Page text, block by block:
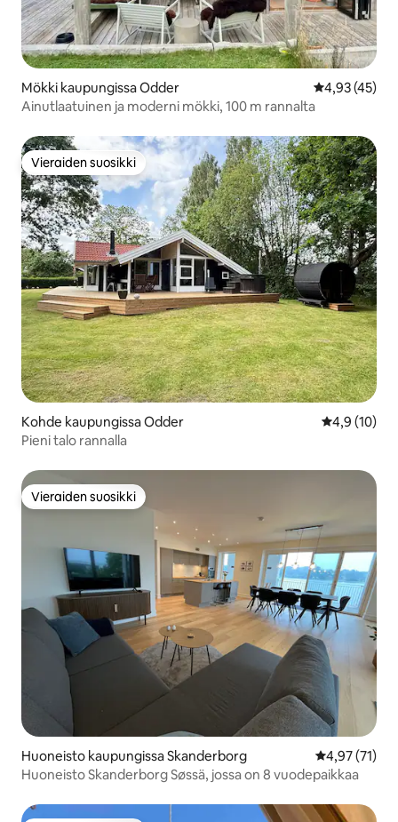
Mökki kaupungissa Odder
4,93 (45)
Ainutlaatuinen ja moderni mökki, 100 m rannalta
Vieraiden suosikki
Vieraiden suosikki
Kohde kaupungissa Odder
4,9 (10)
Pieni talo rannalla
Vieraiden suosikki
Vieraiden suosikki
Huoneisto kaupungissa Skanderborg
4,97 (71)
Huoneisto Skanderborg Søssä, jossa on 8 vuodepaikkaa